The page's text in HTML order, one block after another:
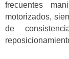
frecuentes
motorizados,
de